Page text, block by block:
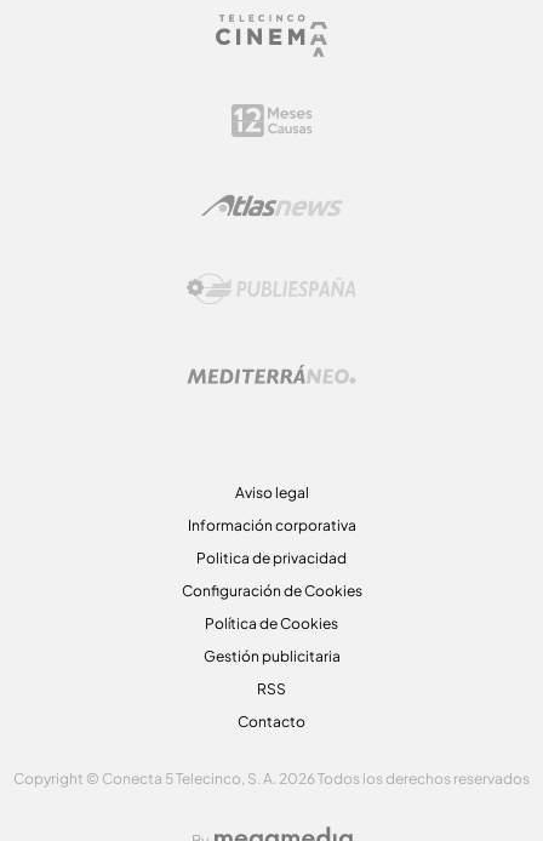
Aviso legal
Información corporativa
Politica de privacidad
Configuración de Cookies
Política de Cookies
Gestión publicitaria
RSS
Contacto
Copyright © Conecta 5 Telecinco, S. A. 2026 Todos los derechos reservados